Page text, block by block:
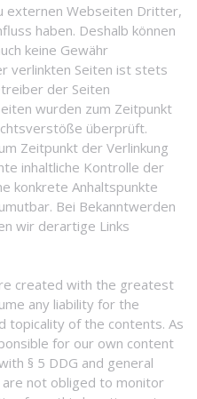
externen Webseiten Dritter,
haben. Deshalb können
keine Gewähr
verlinkten Seiten ist stets
der Seiten
wurden zum Zeitpunkt
überprüft.
Zeitpunkt der Verlinkung
inhaltliche Kontrolle der
konkrete Anhaltspunkte
Bei Bekanntwerden
wir derartige Links
created with the greatest
any liability for the
topicality of the contents. As
for our own content
§ 5 DDG and general
are not obliged to monitor